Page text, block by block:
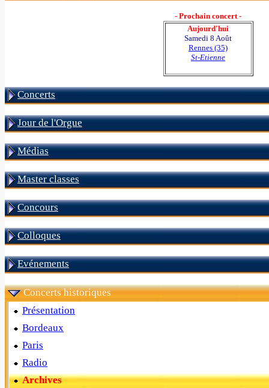
- Prochain concert -
Aujourd'hui
Samedi 8 Août
Rennes (35)
St-Etienne
Concerts
Jour de l'Orgue
Médias
Master classes
Concours
Colloques
Evénements
Concerts historiques
Présentation
Bordeaux
Paris
Radio
Archives